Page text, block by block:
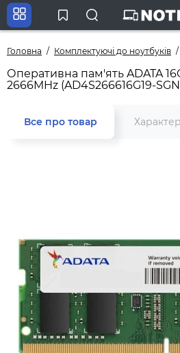
Головна Комплектуючі до ноутбуків
Оперативна пам'ять ADATA
2666MHz (AD4S266616G19-
Все про товар